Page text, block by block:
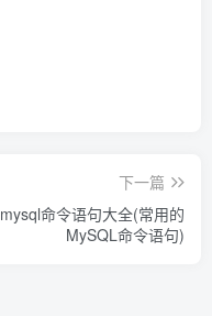
下一篇
mysql命令语句大全(常用的
MySQL命令语句)